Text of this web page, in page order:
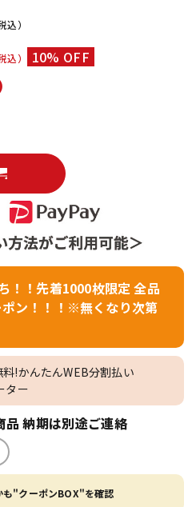
込）
込） 10% OFF
！！先着1000枚限定 全品
ン！！！※無くなり次第
!かんたんWEB分割払い
ター
品 納期は別途ご連絡
も"クーポンBOX"を確認